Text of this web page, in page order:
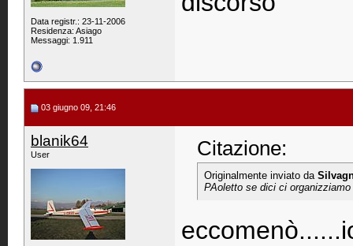
Data registr.: 23-11-2006
Residenza: Asiago
Messaggi: 1.911
03 giugno 09, 21:46
blanik64
User Citazione:
Originalmente inviato da
PAoletto se dici ci